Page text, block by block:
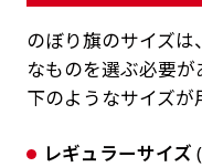
のぼり旗のサイズ
なものを選ぶ必要
下のようなサイズが
レギュラーサイズ